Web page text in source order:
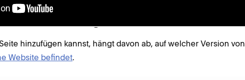
hinzufügen
hinzufügen kannst, hängt davon ab, auf welcher Version von
Website befindet.